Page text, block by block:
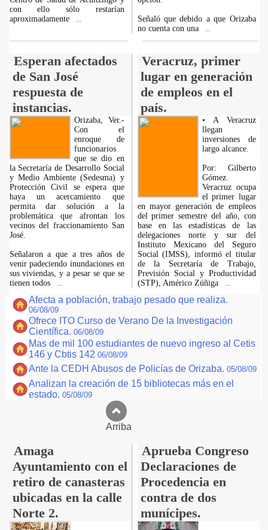
con ello sólo restarían
aproximadamente
Señaló que debido a que Orizaba
no cuenta con una
Esperan afectados
de San José
respuesta de
instancias.
Veracruz, primer
lugar en generación
de empleos en el
país.
Orizaba, Ver.-
Con el
enroque de
funcionarios
que se dio en
la Secretaría de Desarrollo Social
y Medio Ambiente (Sedesma) y
Protección Civil se espera que
haya un acercamiento que
permita dar solución a la
problemática que afrontan los
vecinos del fraccionamiento San
José.
Señalaron a que a tres años de
venir padeciendo inundaciones en
sus viviendas, y a pesar se que se
tienen todos
• A Veracruz
llegan
inversiones de
largo alcance.
Por: Gilberto
Gómez.
Veracruz ocupa
el primer lugar
en mayor generación de empleos
del primer semestre del año, con
base en las estadísticas de las
delegaciones norte y sur del
Instituto Mexicano del Seguro
Social (IMSS), informó el titular
de la Secretaría de Trabajo,
Previsión Social y Productividad
(STP), Américo Zúñiga
Afecta a población, trabajo pesado que realiza.
06/08/09
Ofrece ITO Curso de Verano De la Investigación
Científica. 06/08/09
Mas de mil 100 estudiantes de nuevo ingreso al Cetis
146 y Cbtis 142 06/08/09
Ante la CEDH Abusos de Policías de Orizaba. 05/08/09
Analizan la creación de 15 bibliotecas más en el
estado. 05/08/09
Arriba
Amaga
Ayuntamiento con el
retiro de canasteras
ubicadas en la calle
Norte 2.
Aprueba Congreso
Declaraciones de
Procedencia en
contra de dos
munícipes.